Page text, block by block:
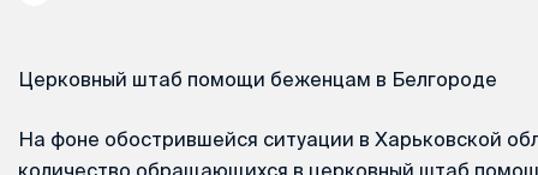
Церковный штаб помощи беженцам в Белгороде
На фоне обострившейся ситуации в Харьковской
количество обращающихся в церковный штаб